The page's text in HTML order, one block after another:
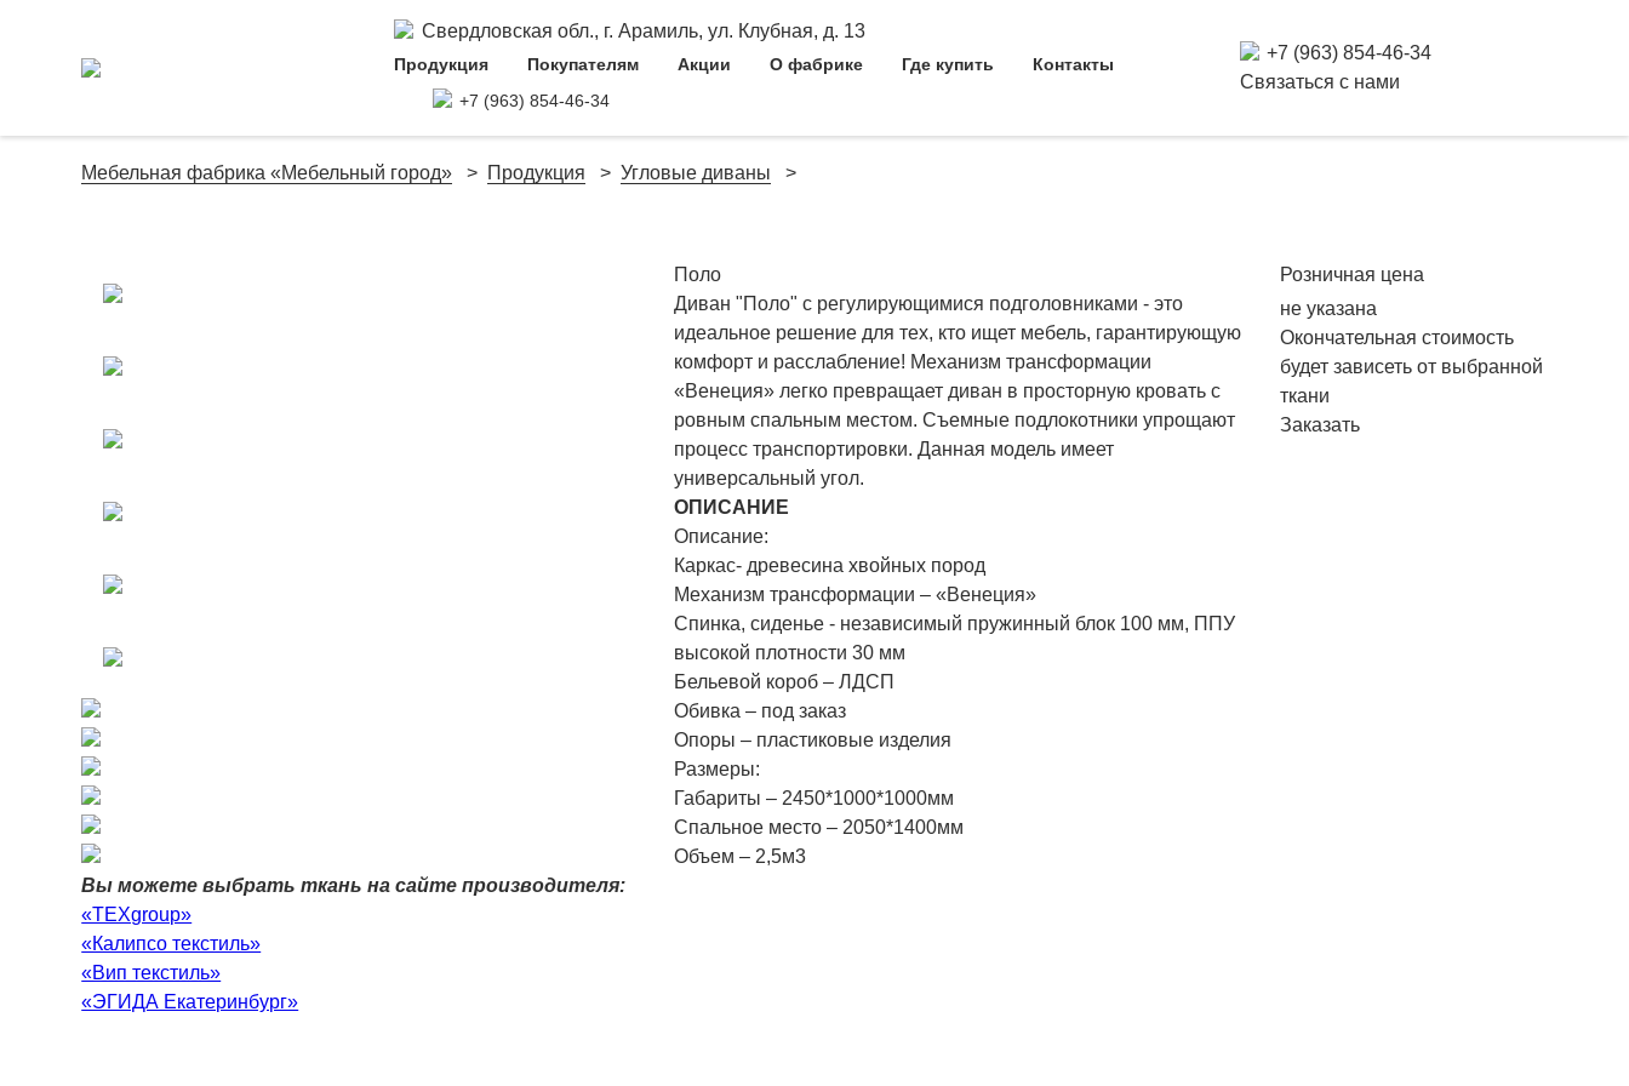
Свердловская обл., г. Арамиль, ул. Клубная, д. 13
Продукция Покупателям Акции О фабрике Где купить
Контакты
+7 (963) 854-46-34
+7 (963) 854-46-34
Связаться с нами
Мебельная фабрика «Мебельный город» Продукция Угловые диваны
Вы можете выбрать ткань на сайте производителя:
«TEXgroup»
«Калипсо текстиль»
«Вип текстиль»
«ЭГИДА Екатеринбург»
Поло
Диван "Поло" с регулирующимися подголовниками - это
идеальное решение для тех, кто ищет мебель, гарантирующую
комфорт и расслабление! Механизм трансформации
«Венеция» легко превращает диван в просторную кровать с
ровным спальным местом. Съемные подлокотники упрощают
процесс транспортировки. Данная модель имеет
универсальный угол.
ОПИСАНИЕ
Описание:
Каркас- древесина хвойных пород
Механизм трансформации – «Венеция»
Спинка, сиденье - независимый пружинный блок 100 мм, ППУ
высокой плотности 30 мм
Бельевой короб – ЛДСП
Обивка – под заказ
Опоры – пластиковые изделия
Размеры:
Габариты – 2450*1000*1000мм
Спальное место – 2050*1400мм
Объем – 2,5м3
Розничная цена
не указана
Окончательная стоимость
будет зависеть от выбранной
ткани
Заказать